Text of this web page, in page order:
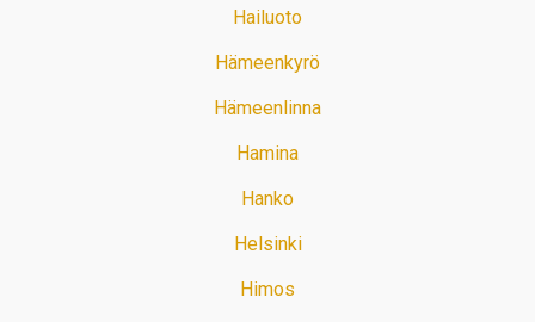
Hailuoto
Hämeenkyrö
Hämeenlinna
Hamina
Hanko
Helsinki
Himos